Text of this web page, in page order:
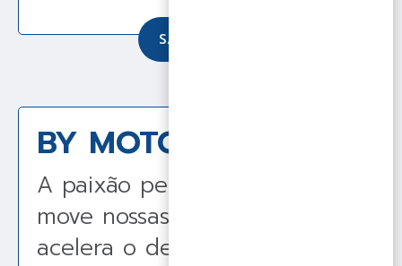
SAIBA MAIS
BY MOTO – OTOBAI
A paixão pelas duas rodas
move nossas conquistas e
acelera o desenvolvimento.